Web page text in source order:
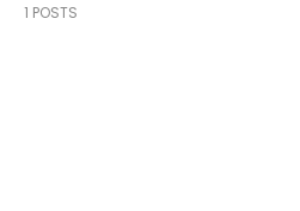
1 POSTS